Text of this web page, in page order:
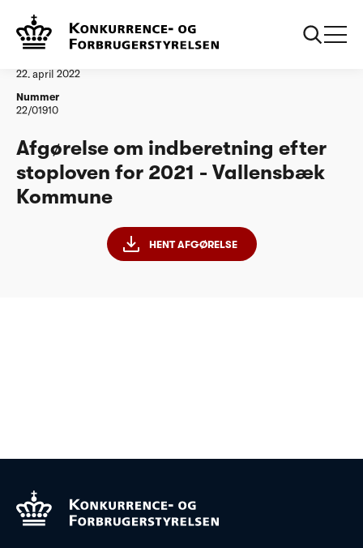
Vandtilsyn
22. april 2022
Nummer
22/01910
Afgørelse om indberetning efter
stoploven for 2021 - Vallensbæk
Kommune
HENT AFGØRELSE